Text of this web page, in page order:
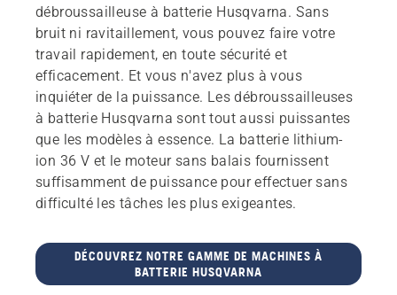
débroussailleuse à batterie Husqvarna. Sans
bruit ni ravitaillement, vous pouvez faire votre
travail rapidement, en toute sécurité et
efficacement. Et vous n'avez plus à vous
inquiéter de la puissance. Les débroussailleuses
à batterie Husqvarna sont tout aussi puissantes
que les modèles à essence. La batterie lithium-
ion 36 V et le moteur sans balais fournissent
suffisamment de puissance pour effectuer sans
difficulté les tâches les plus exigeantes.
DÉCOUVREZ NOTRE GAMME DE MACHINES À
BATTERIE HUSQVARNA